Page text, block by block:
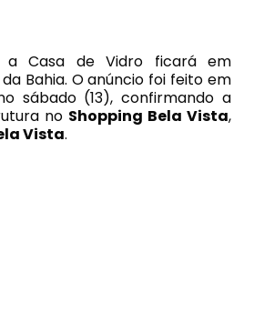
a Casa de Vidro ficará em
Bahia. O anúncio foi feito em
sábado (13), confirmando a
no Shopping Bela Vista,
Vista.